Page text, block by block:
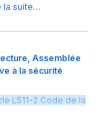
la suite…
Assemblée
à la sécurité
L511-2 Code de la